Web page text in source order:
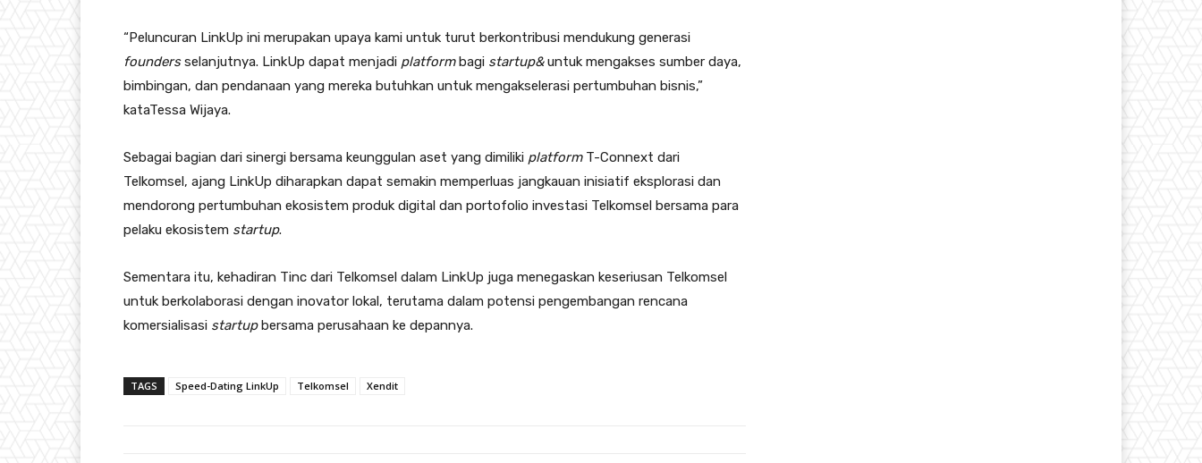
“Peluncuran LinkUp ini merupakan upaya kami untuk turut berkontribusi mendukung generasi
foundersselanjutnya. LinkUp dapat menjadi platformbagi startup&untuk mengakses sumber daya,
bimbingan, dan pendanaan yang mereka butuhkan untuk mengakselerasi pertumbuhan bisnis,”
kataTessa Wijaya.
Sebagai bagian dari sinergi bersama keunggulan aset yang dimiliki platformT-Connext dari
Telkomsel, ajang LinkUp diharapkan dapat semakin memperluas jangkauan inisiatif eksplorasi dan
mendorong pertumbuhan ekosistem produk digital dan portofolio investasi Telkomsel bersama para
pelaku ekosistem startup.
Sementara itu, kehadiran Tinc dari Telkomsel dalam LinkUp juga menegaskan keseriusan Telkomsel
untuk berkolaborasi dengan inovator lokal, terutama dalam potensi pengembangan rencana
komersialisasi startupbersama perusahaan ke depannya.
TAGS Speed-Dating LinkUp Telkomsel Xendit